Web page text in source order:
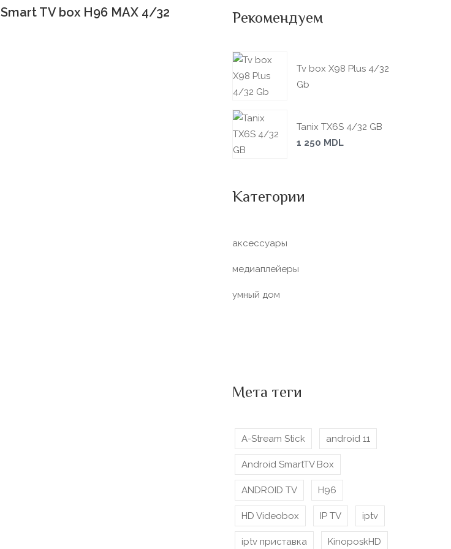
Smart TV box H96 MAX 4/32 Рекомендуем
Tv box X98 Plus 4/32
Gb
Tanix TX6S 4/32 GB
1 250 MDL
Категории
аксессуары
медиаплейеры
умный дом
Мета теги
A-Stream Stick android 11
Android SmartTV Box
ANDROID TV H96
HD Videobox IP TV iptv
iptv приставка KinoposkHD